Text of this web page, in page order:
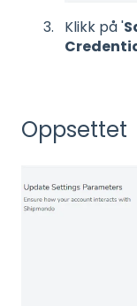
Klikk på '
Oppsettet